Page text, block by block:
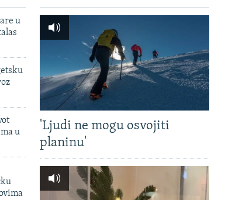
u
u
'Ljudi ne mogu osvojiti
planinu'